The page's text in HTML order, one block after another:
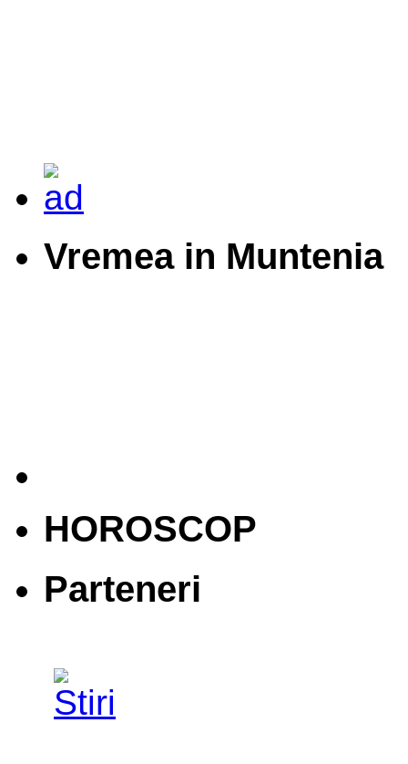
Vremea in Muntenia
HOROSCOP
Parteneri